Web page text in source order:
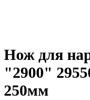
Нож для
"2900"
250мм